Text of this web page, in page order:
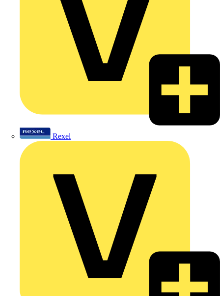
Rexel